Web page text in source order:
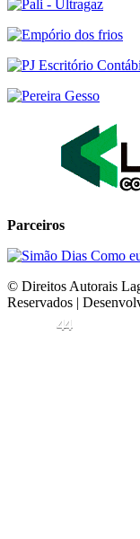
Parceiros
© Direitos Autorais
Reservados |
44